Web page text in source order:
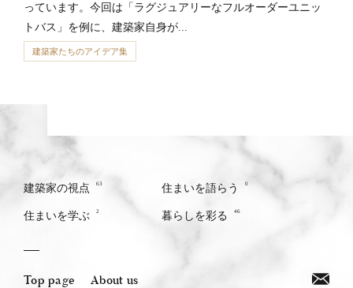
っています。今回は「ラグジュアリーなフルオーダーユニッ
トバス」を例に、建築家自身が...
建築家たちのアイデア集
建築家の視点 63 住まいを語らう 0
住まいを学ぶ 2 暮らしを彩る 46
Top page About us